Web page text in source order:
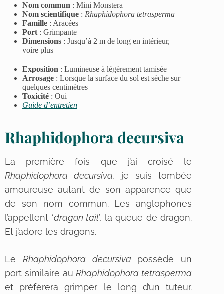
Nom commun : Mini Monstera
Nom scientifique : Rhaphidophora tetrasperma
Famille : Aracées
Port : Grimpante
Dimensions : Jusqu’à 2 m de long en intérieur,
voire plus
Exposition : Lumineuse à légèrement tamisée
Arrosage : Lorsque la surface du sol est sèche sur
quelques centimètres
Toxicité : Oui
Guide d’entretien
Rhaphidophora decursiva
La première fois que j’ai croisé le
Rhaphidophora decursiva, je suis tombée
amoureuse autant de son apparence que
de son nom commun. Les anglophones
l’appellent ‘dragon tail’, la queue de dragon.
Et j’adore les dragons.
Le Rhaphidophora decursiva possède un
port similaire auRhaphidophora tetrasperma
et préfèrera grimper le long d’un tuteur.